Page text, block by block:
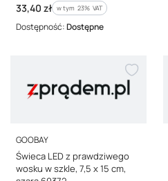
Cena brutto
33,40 zł w tym %s VAT
w tym 23% VAT
Dostępność:Dostępne
PRODUCENT
GOOBAY
Świeca LED z prawdziwego
wosku w szkle, 7,5 x 15 cm,